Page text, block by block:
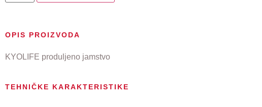
OPIS PROIZVODA
KYOLIFE produljeno jamstvo
TEHNIČKE KARAKTERISTIKE